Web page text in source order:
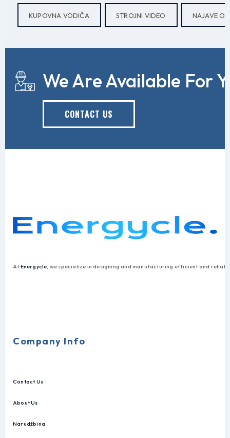
KUPOVNA VODIČA STROJNI VIDEO NAJAVE O
We Are Available For
CONTACT US
AtEnergycle, we specialize in designing and manufacturing efficient and
Company Info
Contact Us
About Us
Narudžbina